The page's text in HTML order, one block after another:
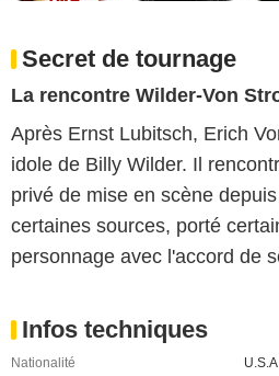
Secret de tournage
La rencontre Wilder-Von
Après Ernst Lubitsch, Erich
idole de Billy Wilder. Il
privé de mise en scène
certaines sources, porté
personnage avec l'accord de
Infos techniques
Nationalité